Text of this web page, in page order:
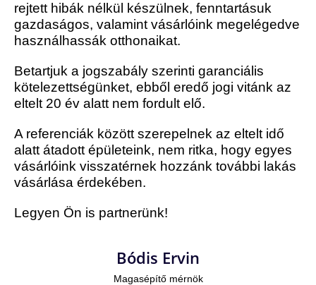
rejtett hibák nélkül készülnek, fenntartásuk
gazdaságos, valamint vásárlóink megelégedve
használhassák otthonaikat.
Betartjuk a jogszabály szerinti garanciális
kötelezettségünket, ebből eredő jogi vitánk az
eltelt 20 év alatt nem fordult elő.
A referenciák között szerepelnek az eltelt idő
alatt átadott épületeink, nem ritka, hogy egyes
vásárlóink visszatérnek hozzánk további lakás
vásárlása érdekében.
Legyen Ön is partnerünk!
Bódis Ervin
Magasépítő mérnök